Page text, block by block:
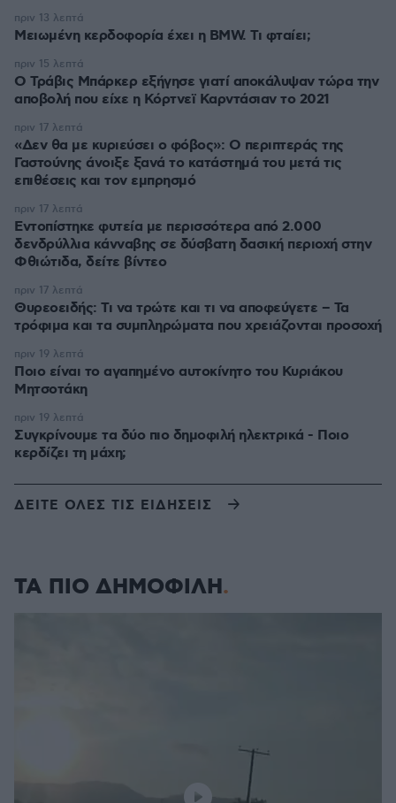
Μειωμένη κερδοφορία έχει η BMW. Τι φταίει;
πριν 13 λεπτά
O Τράβις Μπάρκερ εξήγησε γιατί αποκάλυψαν τώρα την
αποβολή που είχε η Κόρτνεϊ Καρντάσιαν το 2021
πριν 15 λεπτά
«Δεν θα με κυριεύσει ο φόβος»: Ο περιπτεράς της
Γαστούνης άνοιξε ξανά το κατάστημά του μετά τις
επιθέσεις και τον εμπρησμό
πριν 17 λεπτά
Εντοπίστηκε φυτεία με περισσότερα από 2.000
δενδρύλλια κάνναβης σε δύσβατη δασική περιοχή στην
Φθιώτιδα, δείτε βίντεο
πριν 17 λεπτά
Θυρεοειδής: Τι να τρώτε και τι να αποφεύγετε – Τα
τρόφιμα και τα συμπληρώματα που χρειάζονται προσοχή
πριν 17 λεπτά
Ποιο είναι το αγαπημένο αυτοκίνητο του Κυριάκου
Μητσοτάκη
πριν 19 λεπτά
Συγκρίνουμε τα δύο πιο δημοφιλή ηλεκτρικά - Ποιο
κερδίζει τη μάχη;
πριν 19 λεπτά
ΔΕΙΤΕ ΟΛΕΣ ΤΙΣ ΕΙΔΗΣΕΙΣ
ΤΑ ΠΙΟ ΔΗΜΟΦΙΛΗ